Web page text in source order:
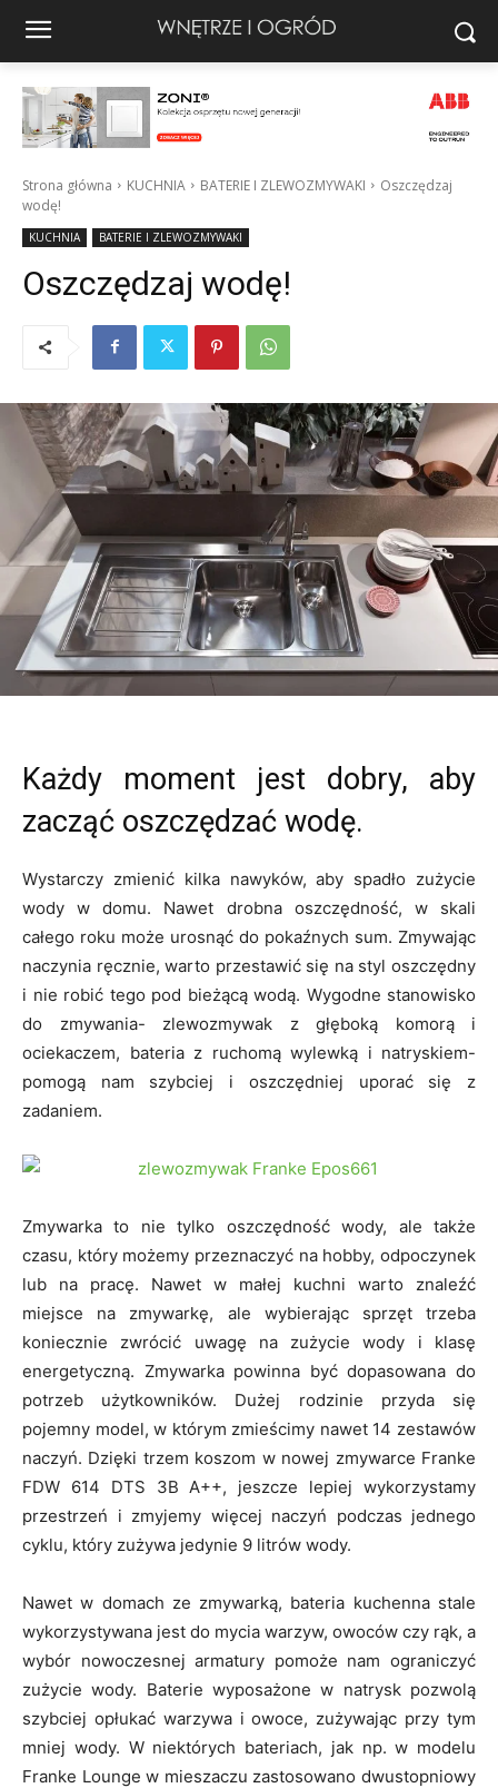
Strona główna KUCHNIA BATERIE I ZLEWOZMYWAKI
Oszczędzaj
wodę!
KUCHNIA BATERIE I ZLEWOZMYWAKI
Oszczędzaj wodę!
Każdy moment jest dobry, aby
zacząć oszczędzać wodę.
Wystarczy zmienić kilka nawyków, aby spadło zużycie
wody w domu. Nawet drobna oszczędność, w skali
całego roku może urosnąć do pokaźnych sum. Zmywając
naczynia ręcznie, warto przestawić się na styl oszczędny
i nie robić tego pod bieżącą wodą. Wygodne stanowisko
do zmywania- zlewozmywak z głęboką komorą i
ociekaczem, bateria z ruchomą wylewką i natryskiem-
pomogą nam szybciej i oszczędniej uporać się z
zadaniem.
Zmywarka to nie tylko oszczędność wody, ale także
czasu, który możemy przeznaczyć na hobby, odpoczynek
lub na pracę. Nawet w małej kuchni warto znaleźć
miejsce na zmywarkę, ale wybierając sprzęt trzeba
koniecznie zwrócić uwagę na zużycie wody i klasę
energetyczną. Zmywarka powinna być dopasowana do
potrzeb użytkowników. Dużej rodzinie przyda się
pojemny model, w którym zmieścimy nawet 14 zestawów
naczyń. Dzięki trzem koszom w nowej zmywarce Franke
FDW 614 DTS 3B A++, jeszcze lepiej wykorzystamy
przestrzeń i zmyjemy więcej naczyń podczas jednego
cyklu, który zużywa jedynie 9 litrów wody.
Nawet w domach ze zmywarką, bateria kuchenna stale
wykorzystywana jest do mycia warzyw, owoców czy rąk, a
wybór nowoczesnej armatury pomoże nam ograniczyć
zużycie wody. Baterie wyposażone w natrysk pozwolą
szybciej opłukać warzywa i owoce, zużywając przy tym
mniej wody. W niektórych bateriach, jak np. w modelu
Franke Lounge w mieszaczu zastosowano dwustopniowy